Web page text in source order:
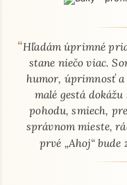
O mně - seznamka
“Hľadám úprimné
stane niečo viac.
humor, úprimnosť a
malé gestá
pohodu, smiech,
správnom mieste,
prvé „Ahoj“